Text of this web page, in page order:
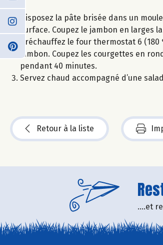
Disposez la pâte brisée dans un
surface. Coupez le jambon en larges
Préchauffez le four thermostat 6
jambon. Coupez les courgettes en
pendant 40 minutes.
Servez chaud accompagné d’une
Retour à la liste
....et